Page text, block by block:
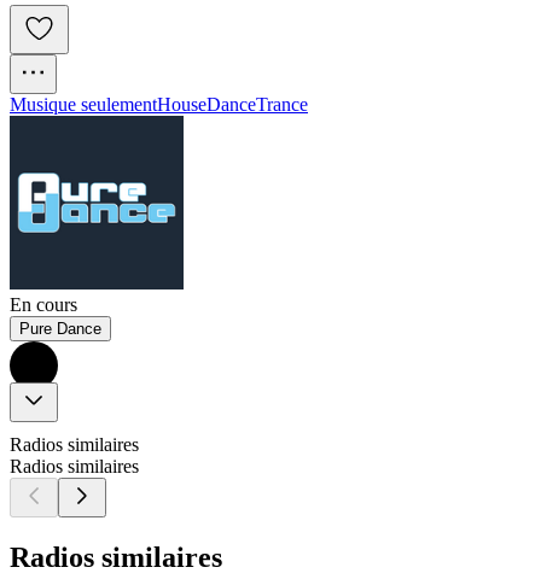
Musique seulementHouseDanceTrance
En cours
Pure Dance
Radios similaires
Radios similaires
Radios similaires